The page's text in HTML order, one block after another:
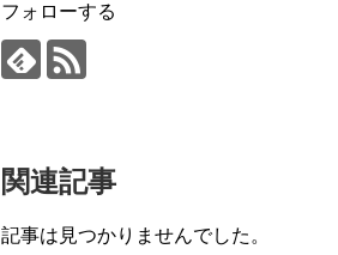
フォローする
関連記事
記事は見つかりませんでした。